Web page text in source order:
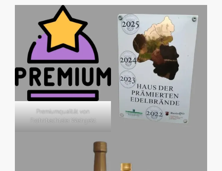
Premiumqualität von
Frohnbachtaler Weingeist